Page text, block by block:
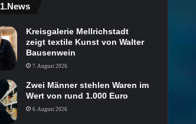
Kreisgalerie Mellrichstadt
zeigt textile Kunst von Walter
Bausenwein
7. August 2026
Zwei Männer stehlen Waren im
Wert von rund 1.000 Euro
6. August 2026